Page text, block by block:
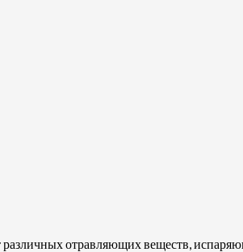
отравляющих веществ,